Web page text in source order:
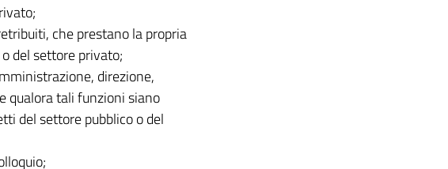
che prestano la propria
del settore privato;
direzione,
qualora tali funzioni siano
del settore pubblico o del